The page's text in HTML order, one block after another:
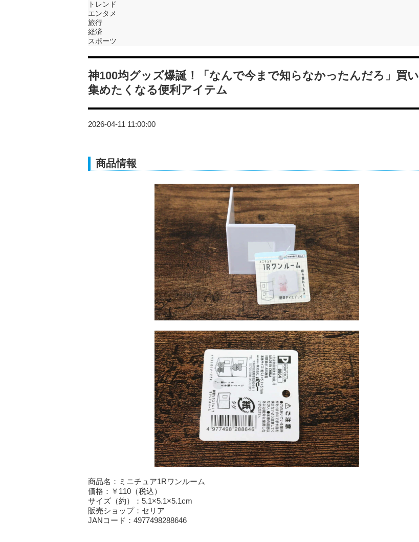
トレンド
エンタメ
旅行
経済
スポーツ
神100均グッズ爆誕！「なんで今まで知らなかったんだろ」買い
集めたくなる便利アイテム
2026-04-11 11:00:00
商品情報
商品名：ミニチュア1Rワンルーム
価格：￥110（税込）
サイズ（約）：5.1×5.1×5.1cm
販売ショップ：セリア
JANコード：4977498288646